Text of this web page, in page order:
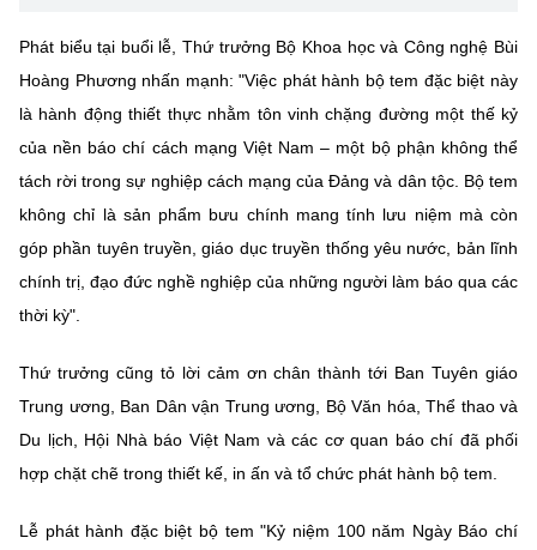
Phát biểu tại buổi lễ, Thứ trưởng Bộ Khoa học và Công nghệ Bùi
Hoàng Phương nhấn mạnh: "Việc phát hành bộ tem đặc biệt này
là hành động thiết thực nhằm tôn vinh chặng đường một thế kỷ
của nền báo chí cách mạng Việt Nam – một bộ phận không thể
tách rời trong sự nghiệp cách mạng của Đảng và dân tộc. Bộ tem
không chỉ là sản phẩm bưu chính mang tính lưu niệm mà còn
góp phần tuyên truyền, giáo dục truyền thống yêu nước, bản lĩnh
chính trị, đạo đức nghề nghiệp của những người làm báo qua các
thời kỳ".
Thứ trưởng cũng tỏ lời cảm ơn chân thành tới Ban Tuyên giáo
Trung ương, Ban Dân vận Trung ương, Bộ Văn hóa, Thể thao và
Du lịch, Hội Nhà báo Việt Nam và các cơ quan báo chí đã phối
hợp chặt chẽ trong thiết kế, in ấn và tổ chức phát hành bộ tem.
Lễ phát hành đặc biệt bộ tem "Kỷ niệm 100 năm Ngày Báo chí